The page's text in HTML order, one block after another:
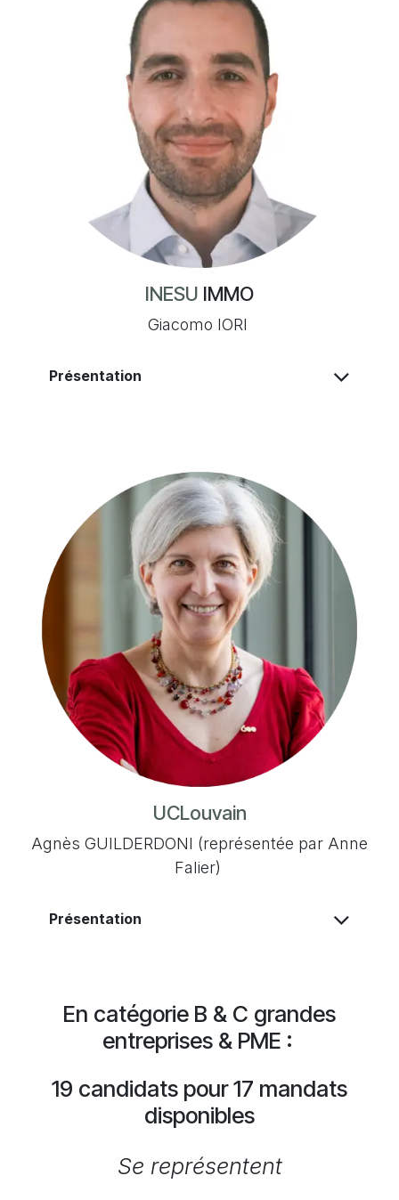
INESU IMMO
Giacomo IORI
Présentation
UCLouvain
Agnès GUILDERDONI (représentée par Anne
Falier)
Présentation
En catégorie B & C grandes
entreprises & PME :
19 candidats pour 17 mandats
disponibles
Se représentent